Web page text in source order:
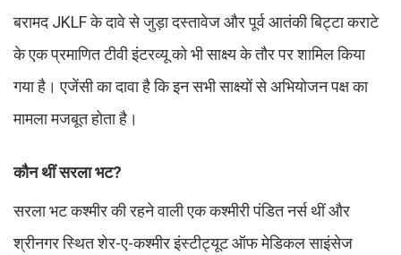
बरामद JKLF के दावे से जुड़ा दस्तावेज और पूर्व आतंकी बिट्टा कराटे
के एक प्रमाणित टीवी इंटरव्यू को भी साक्ष्य के तौर पर शामिल किया
गया है। एजेंसी का दावा है कि इन सभी साक्ष्यों से अभियोजन पक्ष का
मामला मजबूत होता है।
कौन थीं सरला भट?
सरला भट कश्मीर की रहने वाली एक कश्मीरी पंडित नर्स थीं और
श्रीनगर स्थित शेर-ए-कश्मीर इंस्टीट्यूट ऑफ मेडिकल साइंसेज